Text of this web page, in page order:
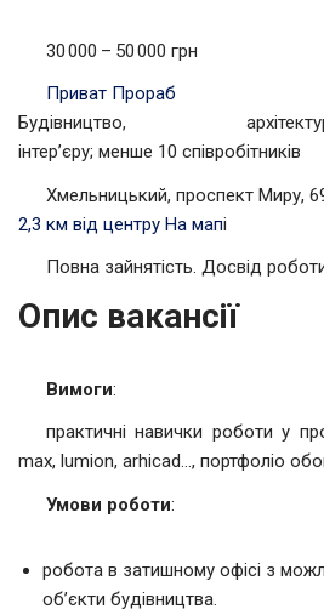
30 000 – 50 000 грн
Приват Прораб
Будівництво,
інтер’єру; менше 10 співробітників
Хмельницький, проспект Миру,
2,3 км від центру На мапі
Повна зайнятість. Досвід
Опис вакансії
Вимоги:
практичні навички роботи у
max, lumion, arhicad…, портфоліо
Умови роботи:
робота в затишному офісі з
об’єкти будівництва.